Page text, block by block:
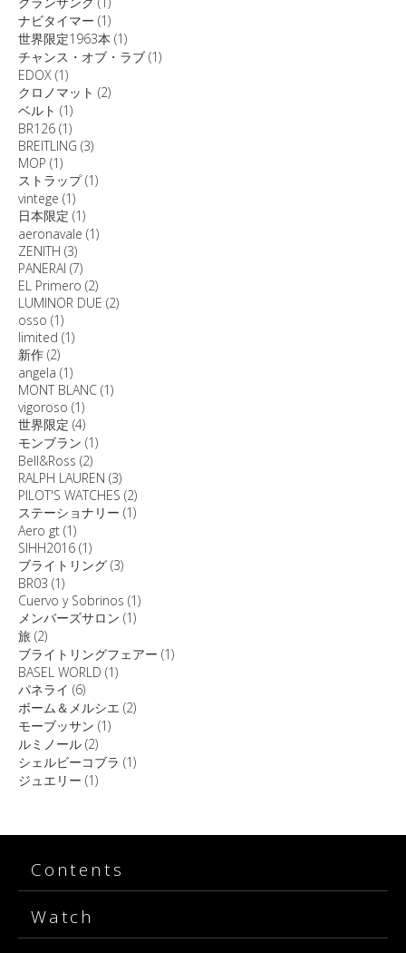
ナビタイマー (1)
世界限定1963本 (1)
チャンス・オブ・ラブ (1)
EDOX (1)
クロノマット (2)
ベルト (1)
BR126 (1)
BREITLING (3)
MOP (1)
ストラップ(1)
vintege (1)
日本限定 (1)
aeronavale (1)
ZENITH (3)
PANERAI (7)
EL Primero (2)
LUMINOR DUE (2)
osso (1)
limited (1)
新作 (2)
angela (1)
MONT BLANC (1)
vigoroso (1)
世界限定 (4)
モンブラン (1)
Bell&Ross (2)
RALPH LAUREN (3)
PILOT'S WATCHES (2)
ステーショナリー (1)
Aero gt (1)
SIHH2016 (1)
ブライトリング (3)
BR03 (1)
Cuervo y Sobrinos (1)
メンバーズサロン (1)
旅 (2)
ブライトリングフェアー (1)
BASEL WORLD (1)
パネライ (6)
ボーム＆メルシエ (2)
モーブッサン (1)
ルミノール (2)
シェルビーコブラ (1)
ジュエリー (1)
Contents
Watch